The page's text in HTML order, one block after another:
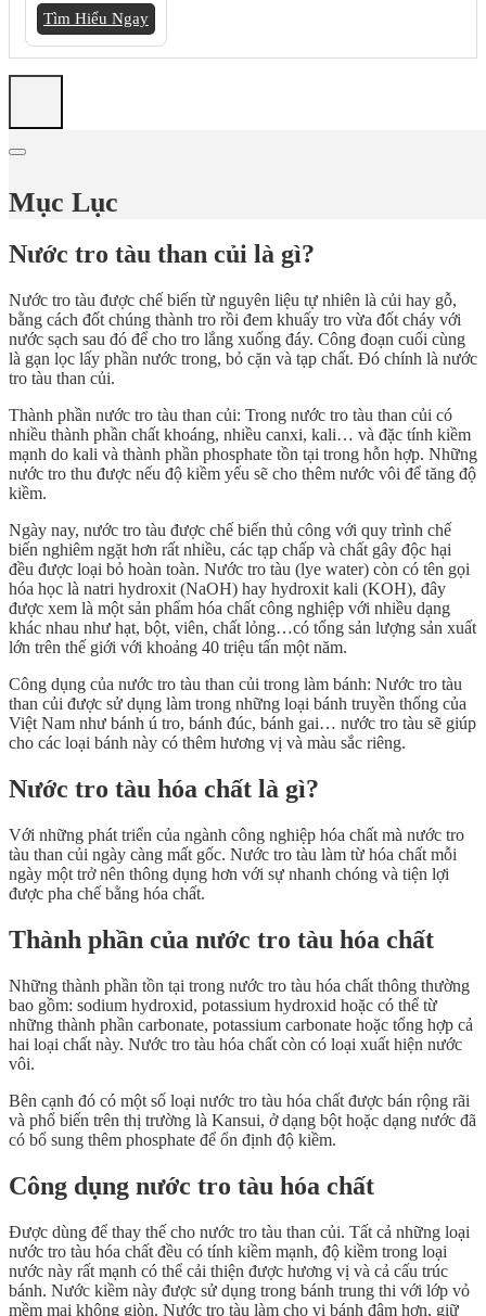
Tìm Hiểu Ngay
Mục Lục
Nước tro tàu than củi là gì?
Nước tro tàu được chế biến từ nguyên liệu tự nhiên là củi hay gỗ,
bằng cách đốt chúng thành tro rồi đem khuấy tro vừa đốt cháy với
nước sạch sau đó để cho tro lắng xuống đáy. Công đoạn cuối cùng
là gạn lọc lấy phần nước trong, bỏ cặn và tạp chất. Đó chính là nước
tro tàu than củi.
Thành phần nước tro tàu than củi: Trong nước tro tàu than củi có
nhiều thành phần chất khoáng, nhiều canxi, kali… và đặc tính kiềm
mạnh do kali và thành phần phosphate tồn tại trong hỗn hợp. Những
nước tro thu được nếu độ kiềm yếu sẽ cho thêm nước vôi để tăng độ
kiềm.
Ngày nay, nước tro tàu được chế biến thủ công với quy trình chế
biến nghiêm ngặt hơn rất nhiều, các tạp chấp và chất gây độc hại
đều được loại bỏ hoàn toàn. Nước tro tàu (lye water) còn có tên gọi
hóa học là natri hydroxit (NaOH) hay hydroxit kali (KOH), đây
được xem là một sản phẩm hóa chất công nghiệp với nhiều dạng
khác nhau như hạt, bột, viên, chất lỏng…có tổng sản lượng sản xuất
lớn trên thế giới với khoảng 40 triệu tấn một năm.
Công dụng của nước tro tàu than củi trong làm bánh: Nước tro tàu
than củi được sử dụng làm trong những loại bánh truyền thống của
Việt Nam như bánh ú tro, bánh đúc, bánh gai… nước tro tàu sẽ giúp
cho các loại bánh này có thêm hương vị và màu sắc riêng.
Nước tro tàu hóa chất là gì?
Với những phát triển của ngành công nghiệp hóa chất mà nước tro
tàu than củi ngày càng mất gốc. Nước tro tàu làm từ hóa chất mỗi
ngày một trở nên thông dụng hơn với sự nhanh chóng và tiện lợi
được pha chế bằng hóa chất.
Thành phần của nước tro tàu hóa chất
Những thành phần tồn tại trong nước tro tàu hóa chất thông thường
bao gồm: sodium hydroxid, potassium hydroxid hoặc có thể từ
những thành phần carbonate, potassium carbonate hoặc tổng hợp cả
hai loại chất này. Nước tro tàu hóa chất còn có loại xuất hiện nước
vôi.
Bên cạnh đó có một số loại nước tro tàu hóa chất được bán rộng rãi
và phổ biến trên thị trường là Kansui, ở dạng bột hoặc dạng nước đã
có bổ sung thêm phosphate để ổn định độ kiềm.
Công dụng nước tro tàu hóa chất
Được dùng để thay thế cho nước tro tàu than củi. Tất cả những loại
nước tro tàu hóa chất đều có tính kiềm mạnh, độ kiềm trong loại
nước này rất mạnh có thể cải thiện được hương vị và cả cấu trúc
bánh. Nước kiềm này được sử dụng trong bánh trung thi với lớp vỏ
mềm mại không giòn. Nước tro tàu làm cho vị bánh đậm hơn, giữ